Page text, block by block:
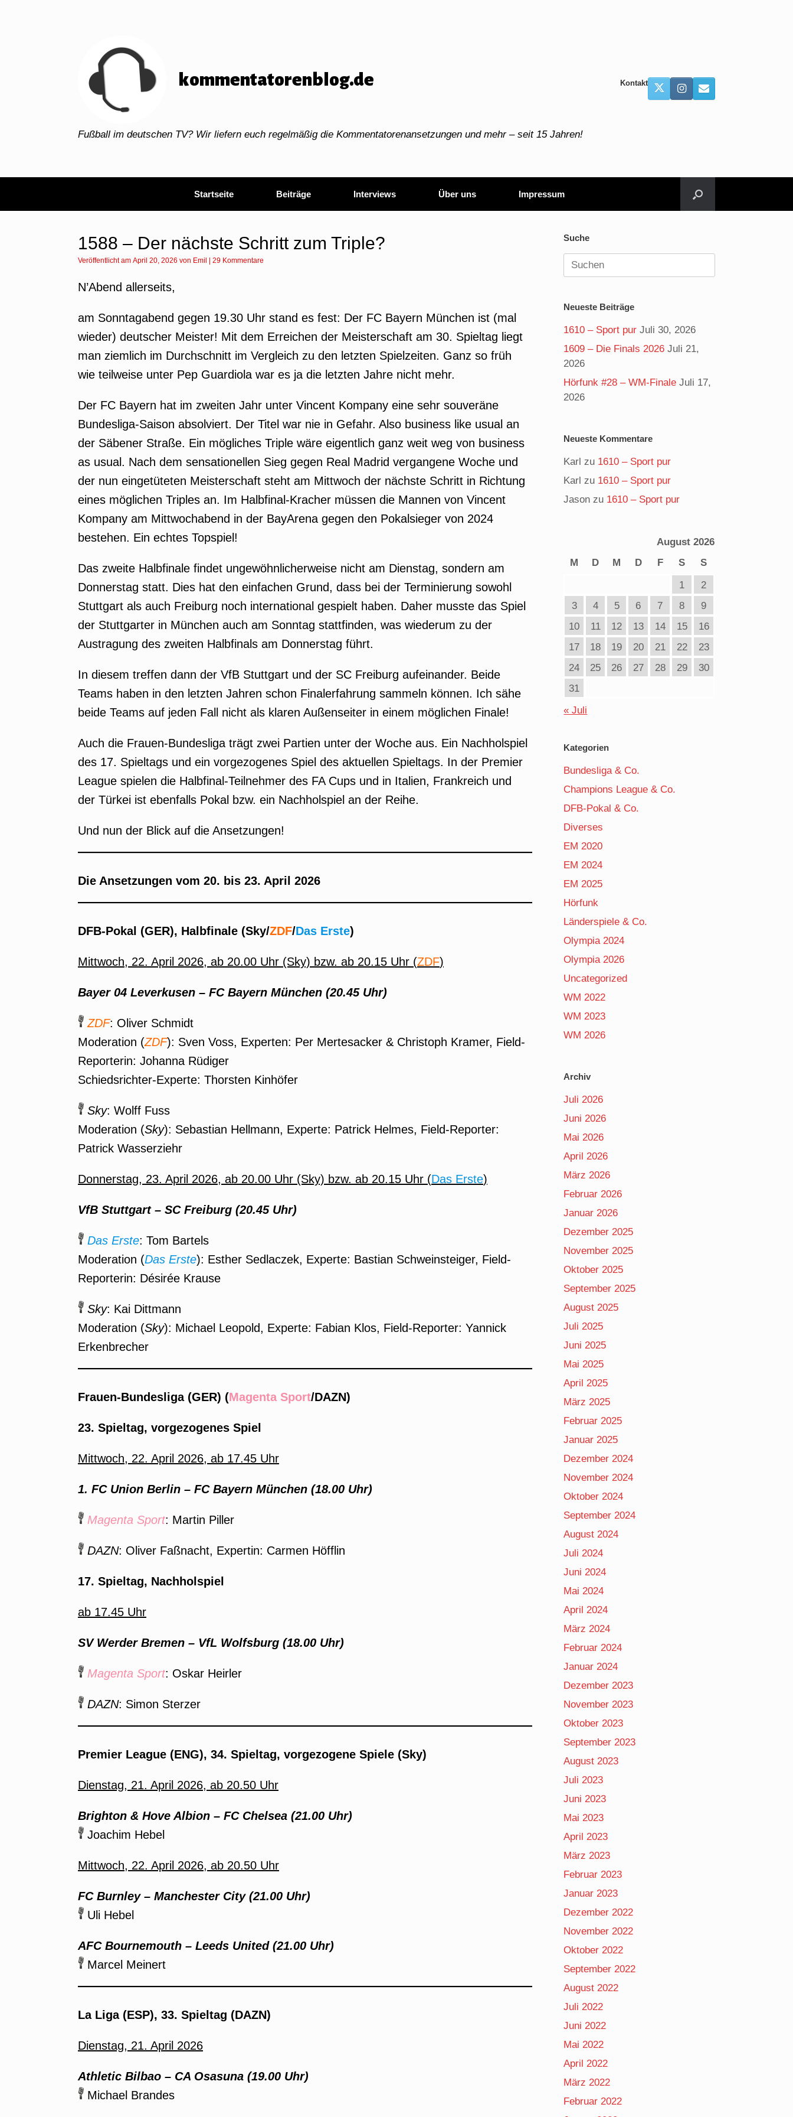
kommentatorenblog.de
Fußball im deutschen TV? Wir liefern euch regelmäßig die Kommentatorenansetzungen und mehr – seit 15 Jahren!
Kontakt
Startseite Beiträge Interviews Über uns Impressum
1588 – Der nächste Schritt zum Triple?
Veröffentlicht am April 20, 2026 von Emil 29 Kommentare
N’Abend allerseits,
am Sonntagabend gegen 19.30 Uhr stand es fest: Der FC Bayern München ist (mal
wieder) deutscher Meister! Mit dem Erreichen der Meisterschaft am 30. Spieltag liegt
man ziemlich im Durchschnitt im Vergleich zu den letzten Spielzeiten. Ganz so früh
wie teilweise unter Pep Guardiola war es ja die letzten Jahre nicht mehr.
Der FC Bayern hat im zweiten Jahr unter Vincent Kompany eine sehr souveräne
Bundesliga-Saison absolviert. Der Titel war nie in Gefahr. Also business like usual an
der Säbener Straße. Ein mögliches Triple wäre eigentlich ganz weit weg von business
as usual. Nach dem sensationellen Sieg gegen Real Madrid vergangene Woche und
der nun eingetüteten Meisterschaft steht am Mittwoch der nächste Schritt in Richtung
eines möglichen Triples an. Im Halbfinal-Kracher müssen die Mannen von Vincent
Kompany am Mittwochabend in der BayArena gegen den Pokalsieger von 2024
bestehen. Ein echtes Topspiel!
Das zweite Halbfinale findet ungewöhnlicherweise nicht am Dienstag, sondern am
Donnerstag statt. Dies hat den einfachen Grund, dass bei der Terminierung sowohl
Stuttgart als auch Freiburg noch international gespielt haben. Daher musste das Spiel
der Stuttgarter in München auch am Sonntag stattfinden, was wiederum zu der
Austragung des zweiten Halbfinals am Donnerstag führt.
In diesem treffen dann der VfB Stuttgart und der SC Freiburg aufeinander. Beide
Teams haben in den letzten Jahren schon Finalerfahrung sammeln können. Ich sähe
beide Teams auf jeden Fall nicht als klaren Außenseiter in einem möglichen Finale!
Auch die Frauen-Bundesliga trägt zwei Partien unter der Woche aus. Ein Nachholspiel
des 17. Spieltags und ein vorgezogenes Spiel des aktuellen Spieltags. In der Premier
League spielen die Halbfinal-Teilnehmer des FA Cups und in Italien, Frankreich und
der Türkei ist ebenfalls Pokal bzw. ein Nachholspiel an der Reihe.
Und nun der Blick auf die Ansetzungen!
Die Ansetzungen vom 20. bis 23. April 2026
DFB-Pokal (GER), Halbfinale (Sky/ZDF/Das Erste)
Mittwoch, 22. April 2026, ab 20.00 Uhr (Sky) bzw. ab 20.15 Uhr (ZDF)
Bayer 04 Leverkusen – FC Bayern München (20.45 Uhr)
ZDF: Oliver Schmidt
Moderation (ZDF): Sven Voss, Experten: Per Mertesacker & Christoph Kramer, Field-
Reporterin: Johanna Rüdiger
Schiedsrichter-Experte: Thorsten Kinhöfer
Sky: Wolff Fuss
Moderation (Sky): Sebastian Hellmann, Experte: Patrick Helmes, Field-Reporter:
Patrick Wasserziehr
Donnerstag, 23. April 2026, ab 20.00 Uhr (Sky) bzw. ab 20.15 Uhr (Das Erste)
VfB Stuttgart – SC Freiburg (20.45 Uhr)
Das Erste: Tom Bartels
Moderation (Das Erste): Esther Sedlaczek, Experte: Bastian Schweinsteiger, Field-
Reporterin: Désirée Krause
Sky: Kai Dittmann
Moderation (Sky): Michael Leopold, Experte: Fabian Klos, Field-Reporter: Yannick
Erkenbrecher
Frauen-Bundesliga (GER) (Magenta Sport/DAZN)
23. Spieltag, vorgezogenes Spiel
Mittwoch, 22. April 2026, ab 17.45 Uhr
1. FC Union Berlin – FC Bayern München (18.00 Uhr)
Magenta Sport: Martin Piller
DAZN: Oliver Faßnacht, Expertin: Carmen Höfflin
17. Spieltag, Nachholspiel
ab 17.45 Uhr
SV Werder Bremen – VfL Wolfsburg (18.00 Uhr)
Magenta Sport: Oskar Heirler
DAZN: Simon Sterzer
Premier League (ENG), 34. Spieltag, vorgezogene Spiele (Sky)
Dienstag, 21. April 2026, ab 20.50 Uhr
Brighton & Hove Albion – FC Chelsea (21.00 Uhr)
Joachim Hebel
Mittwoch, 22. April 2026, ab 20.50 Uhr
FC Burnley – Manchester City (21.00 Uhr)
Uli Hebel
AFC Bournemouth – Leeds United (21.00 Uhr)
Marcel Meinert
La Liga (ESP), 33. Spieltag (DAZN)
Dienstag, 21. April 2026
Athletic Bilbao – CA Osasuna (19.00 Uhr)
Michael Brandes
Suche
Suchen
nach:
Neueste Beiträge
1610 – Sport pur Juli 30, 2026
1609 – Die Finals 2026 Juli 21,
2026
Hörfunk #28 – WM-Finale Juli 17,
2026
Neueste Kommentare
Karl zu 1610 – Sport pur
Karl zu 1610 – Sport pur
Jason zu 1610 – Sport pur
August 2026
M
D M D F S
S
1
2
3
4 5 6 7 8
9
10
11 12 13 14 15
16
17
18 19 20 21 22
23
24
25 26 27 28 29
30
31
« Juli
Kategorien
Bundesliga & Co.
Champions League & Co.
DFB-Pokal & Co.
Diverses
EM 2020
EM 2024
EM 2025
Hörfunk
Länderspiele & Co.
Olympia 2024
Olympia 2026
Uncategorized
WM 2022
WM 2023
WM 2026
Archiv
Juli 2026
Juni 2026
Mai 2026
April 2026
März 2026
Februar 2026
Januar 2026
Dezember 2025
November 2025
Oktober 2025
September 2025
August 2025
Juli 2025
Juni 2025
Mai 2025
April 2025
März 2025
Februar 2025
Januar 2025
Dezember 2024
November 2024
Oktober 2024
September 2024
August 2024
Juli 2024
Juni 2024
Mai 2024
April 2024
März 2024
Februar 2024
Januar 2024
Dezember 2023
November 2023
Oktober 2023
September 2023
August 2023
Juli 2023
Juni 2023
Mai 2023
April 2023
März 2023
Februar 2023
Januar 2023
Dezember 2022
November 2022
Oktober 2022
September 2022
August 2022
Juli 2022
Juni 2022
Mai 2022
April 2022
März 2022
Februar 2022